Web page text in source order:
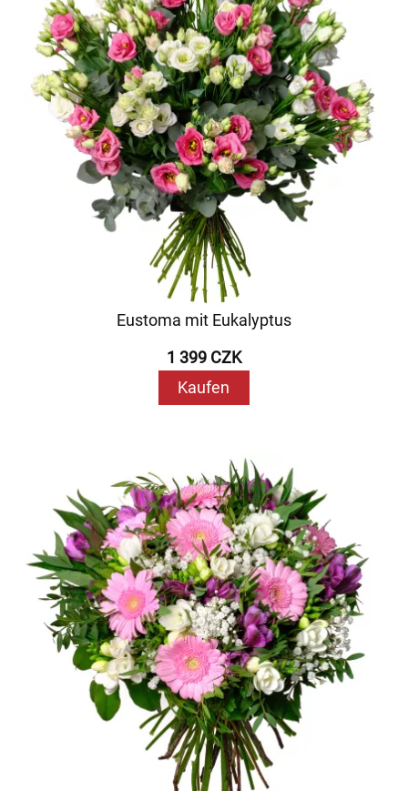
Eustoma mit Eukalyptus
1 399 CZK
Kaufen